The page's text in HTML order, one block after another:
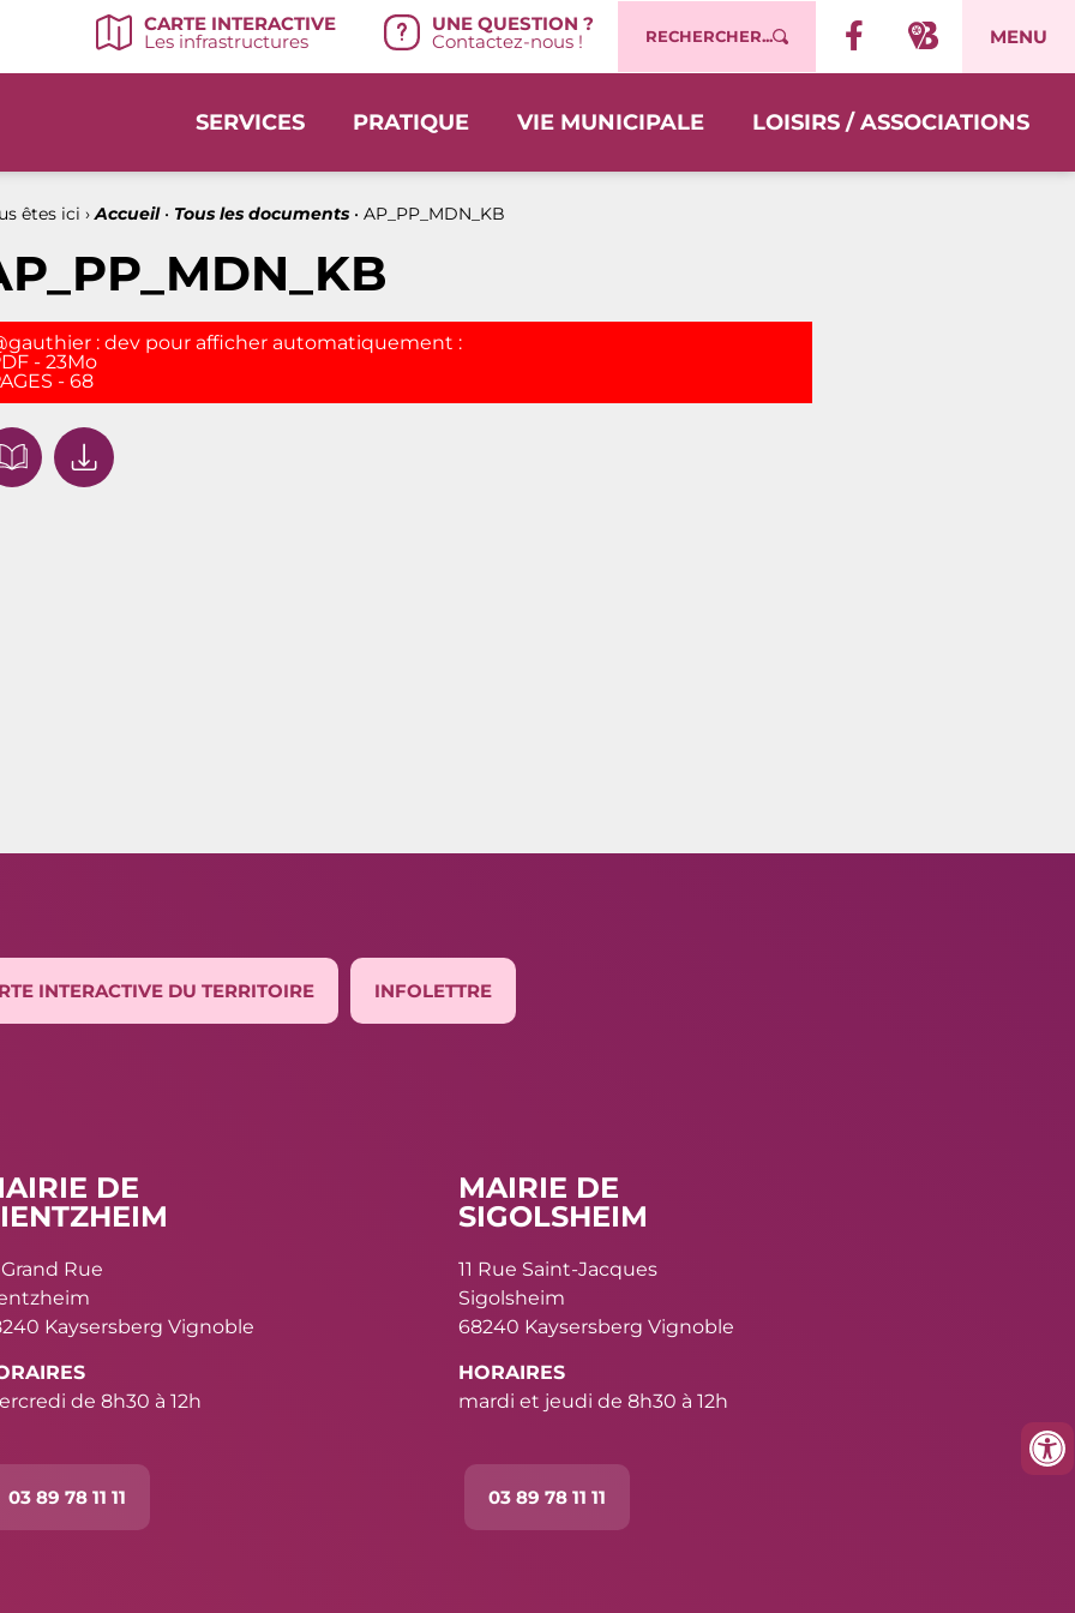
CARTE INTERACTIVE
Les infrastructures
UNE QUESTION ?
Contactez-nous ! RECHERCHER... MENU
SERVICES PRATIQUE VIE MUNICIPALE LOISIRS / ASSOCIATIONS
êtes ici › Accueil• Tous les documents• AP_PP_MDN_KB
: dev pour afficher automatiquement :
- 23Mo
- 68
INTERACTIVE DU TERRITOIRE INFOLETTRE
DE
Grand Rue
Kaysersberg Vignoble
de 8h30 à 12h
03 89 78 11 11
MAIRIE DE
SIGOLSHEIM
11 Rue Saint-Jacques
Sigolsheim
68240 Kaysersberg Vignoble
HORAIRES
mardi et jeudi de 8h30 à 12h
03 89 78 11 11